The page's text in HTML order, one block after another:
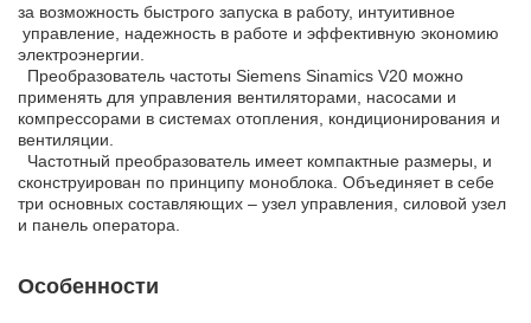
за возможность быстрого запуска в работу, интуитивное
управление, надежность в работе и эффективную экономию
электроэнергии.
Преобразователь частоты Siemens Sinamics V20 можно
применять для управления вентиляторами, насосами и
компрессорами в системах отопления, кондиционирования и
вентиляции.
Частотный преобразователь имеет компактные размеры, и
сконструирован по принципу моноблока. Объединяет в себе
три основных составляющих – узел управления, силовой узел
и панель оператора.
Особенности